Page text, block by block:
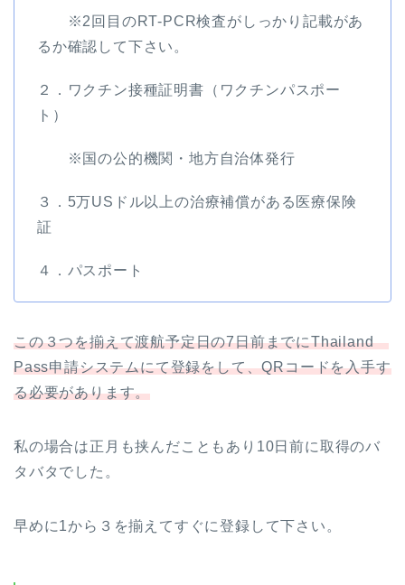
※2回目のRT-PCR検査がしっかり記載があ
るか確認して下さい。
２．ワクチン接種証明書（ワクチンパスポー
ト）
※国の公的機関・地方自治体発行
３．5万USドル以上の治療補償がある医療保険
証
４．パスポート
この３つを揃えて渡航予定日の7日前までにThailand
Pass申請システムにて登録をして、QRコードを入手す
る必要があります。
私の場合は正月も挟んだこともあり10日前に取得のバ
タバタでした。
早めに1から３を揃えてすぐに登録して下さい。